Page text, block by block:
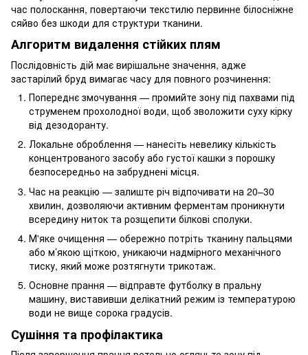
час полоскання, повертаючи текстилю первинне білосніжне
сяйво без шкоди для структури тканини.
Алгоритм видалення стійких плям
Послідовність дій має вирішальне значення, адже
застарілий бруд вимагає часу для повного розчинення:
Попереднє змочування — промийте зону під пахвами під
струменем прохолодної води, щоб зволожити суху кірку
від дезодоранту.
Локальне оброблення — нанесіть невелику кількість
концентрованого засобу або густої кашки з порошку
безпосередньо на забруднені місця.
Час на реакцію — залиште річ відпочивати на 20–30
хвилин, дозволяючи активним ферментам проникнути
всередину ниток та розщепити білкові сполуки.
М'яке очищення — обережно потріть тканину пальцями
або м’якою щіткою, уникаючи надмірного механічного
тиску, який може розтягнути трикотаж.
Основне прання — відправте футболку в пральну
машину, виставивши делікатний режим із температурою
води не вище сорока градусів.
Сушіння та профілактика